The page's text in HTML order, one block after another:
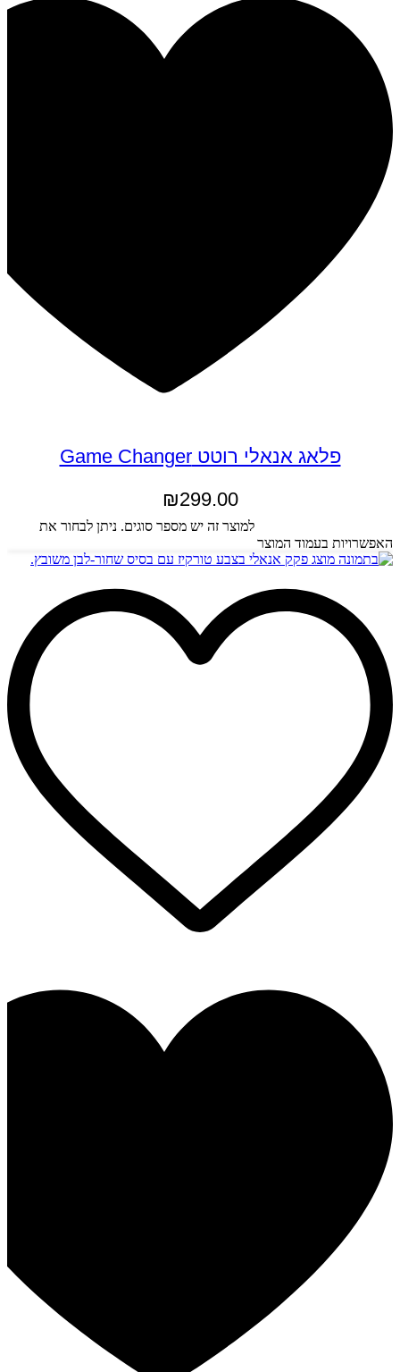
פלאג אנאלי רוטט Game Changer
₪299.00
למוצר זה יש מספר סוגים. ניתן לבחור את
האפשרויות בעמוד המוצר